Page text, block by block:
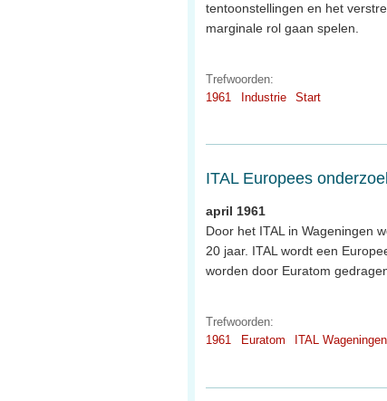
tentoonstellingen en het
marginale rol gaan spelen.
Trefwoorden:
1961
Industrie Start
ITAL Europees
april 1961
Door het ITAL in Wageningen
20 jaar. ITAL wordt een
worden door Euratom
Trefwoorden:
1961
Euratom ITAL Wageningen